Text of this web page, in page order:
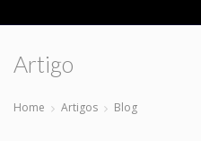
Artigo
Home Artigos Blog